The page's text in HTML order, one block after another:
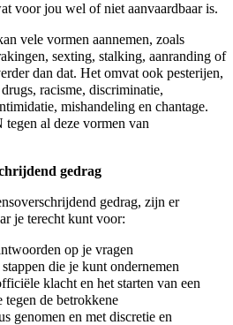
voor jou wel of niet aanvaardbaar is.
vele vormen aannemen, zoals
sexting, stalking, aanranding of
dan dat. Het omvat ook pesterijen,
racisme, discriminatie,
mishandeling en chantage.
al deze vormen van
gedrag
gedrag, zijn er
je terecht kunt voor:
op je vragen
die je kunt ondernemen
klacht en het starten van een
de betrokkene
genomen en met discretie en